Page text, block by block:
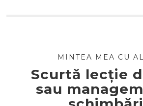
MINTEA MEA CU
Scurtă lecție
sau